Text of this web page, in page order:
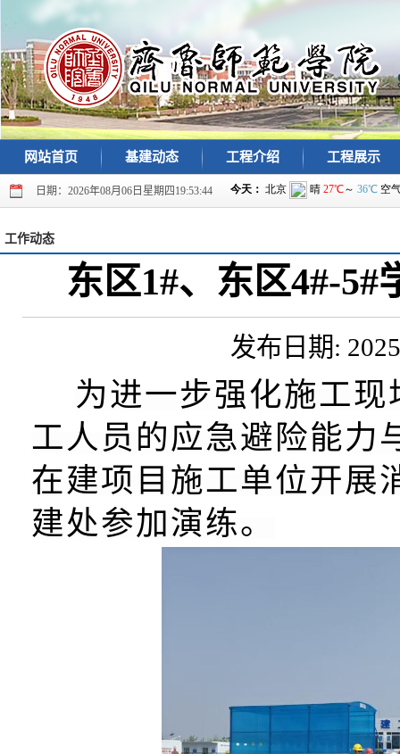
网站首页 基建动态 工程介绍 工程展示
日期：2026年08月06日星期四19:53:44
工作动态
东区1#、东区4#-
发布日期:
为进一步强化施工
工人员的应急避险能力
在建项目施工单位开展
建处参加演练。